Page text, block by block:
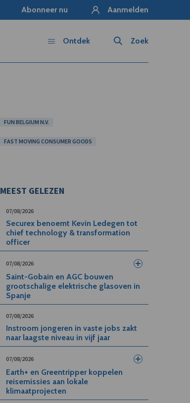
Abonneer nu Aanmelden
Zoek
Ontdek
FUN BELGIUM N.V.
FAST MOVING CONSUMER GOODS
MEEST GELEZEN
07/08/2026
Securex benoemt Kevin Ledegen tot
chief technology & transformation
officer
07/08/2026
Saint-Gobain en AGC bouwen
grootschalige elektrische glasoven in
Spanje
07/08/2026
Instroom jongeren in vaste jobs zakt
naar laagste niveau in vijf jaar
07/08/2026
Earth+ en Greentripper koppelen
reisemissies aan lokale
klimaatprojecten